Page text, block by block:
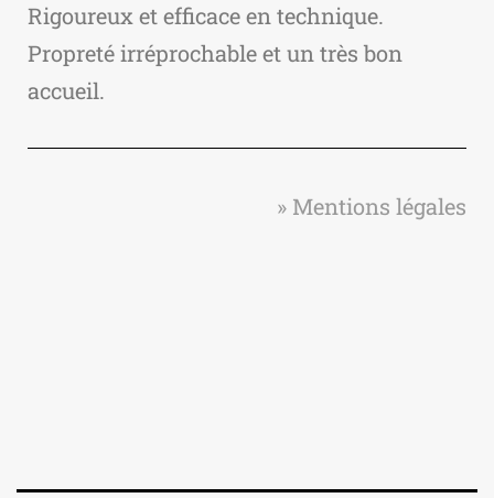
Rigoureux et efficace en technique.
Propreté irréprochable et un très bon
accueil.
» Mentions légales